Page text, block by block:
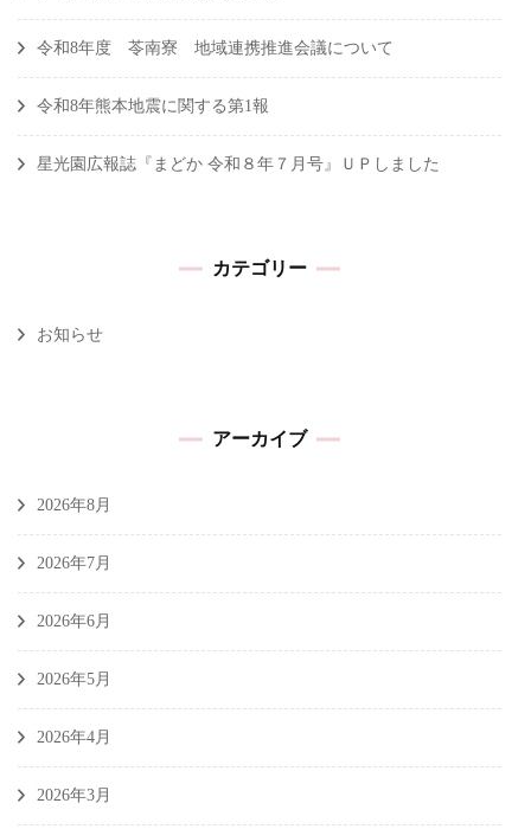
令和8年度 苓南寮 地域連携推進会議について
令和8年熊本地震に関する第1報
星光園広報誌『まどか 令和８年７月号』ＵＰしました
カテゴリー
お知らせ
アーカイブ
2026年8月
2026年7月
2026年6月
2026年5月
2026年4月
2026年3月